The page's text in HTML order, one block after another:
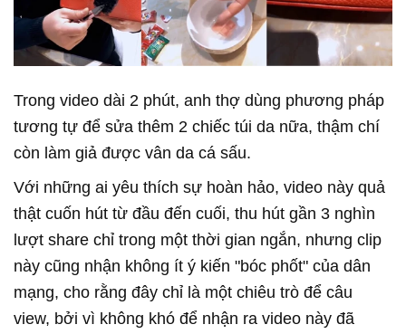
Trong video dài 2 phút, anh thợ dùng phương pháp
tương tự để sửa thêm 2 chiếc túi da nữa, thậm chí
còn làm giả được vân da cá sấu.
Với những ai yêu thích sự hoàn hảo, video này quả
thật cuốn hút từ đầu đến cuối, thu hút gần 3 nghìn
lượt share chỉ trong một thời gian ngắn, nhưng clip
này cũng nhận không ít ý kiến "bóc phốt" của dân
mạng, cho rằng đây chỉ là một chiêu trò để câu
view, bởi vì không khó để nhận ra video này đã